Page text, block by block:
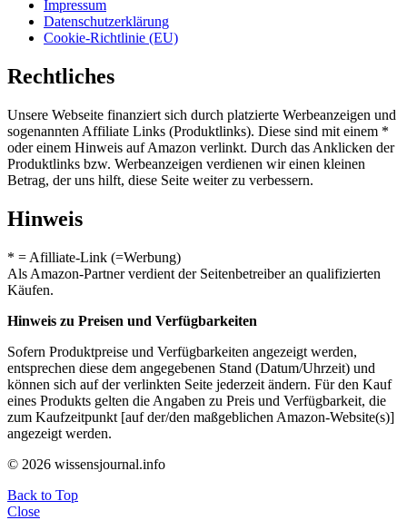
Impressum
Datenschutzerklärung
Cookie-Richtlinie (EU)
Rechtliches
Unsere Webseite finanziert sich durch platzierte Werbeanzeigen und
sogenannten Affiliate Links (Produktlinks). Diese sind mit einem *
oder einem Hinweis auf Amazon verlinkt. Durch das Anklicken der
Produktlinks bzw. Werbeanzeigen verdienen wir einen kleinen
Betrag, der uns hilft, diese Seite weiter zu verbessern.
Hinweis
* = Afilliate-Link (=Werbung)
Als Amazon-Partner verdient der Seitenbetreiber an qualifizierten
Käufen.
Hinweis zu Preisen und Verfügbarkeiten
Sofern Produktpreise und Verfügbarkeiten angezeigt werden,
entsprechen diese dem angegebenen Stand (Datum/Uhrzeit) und
können sich auf der verlinkten Seite jederzeit ändern. Für den Kauf
eines Produkts gelten die Angaben zu Preis und Verfügbarkeit, die
zum Kaufzeitpunkt [auf der/den maßgeblichen Amazon-Website(s)]
angezeigt werden.
© 2026 wissensjournal.info
Back to Top
Close